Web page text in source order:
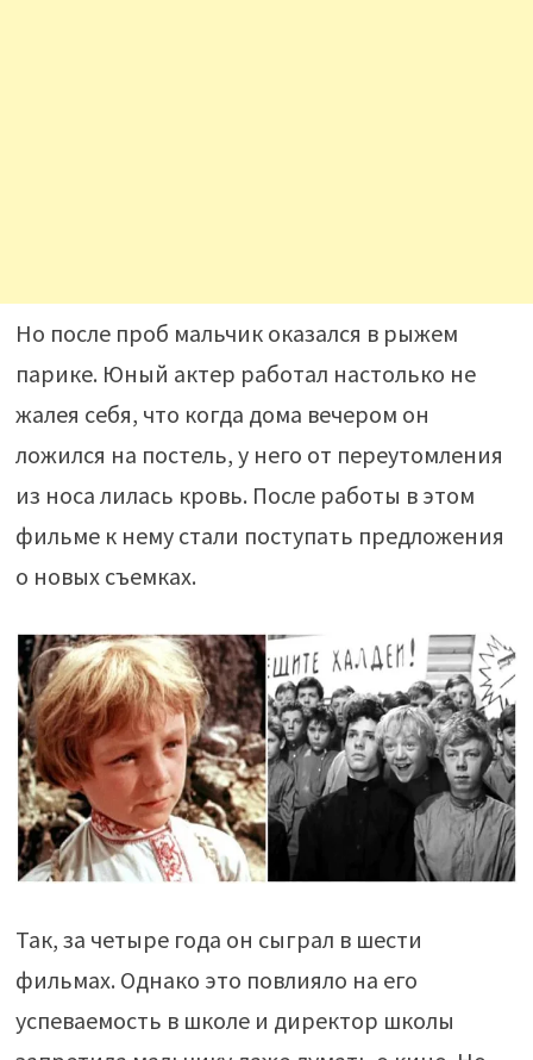
Но после проб мальчик оказался в рыжем
парике. Юный актер работал настолько не
жалея себя, что когда дома вечером он
ложился на постель, у него от переутомления
из носа лилась кровь. После работы в этом
фильме к нему стали поступать предложения
о новых съемках.
Так, за четыре года он сыграл в шести
фильмах. Однако это повлияло на его
успеваемость в школе и директор школы